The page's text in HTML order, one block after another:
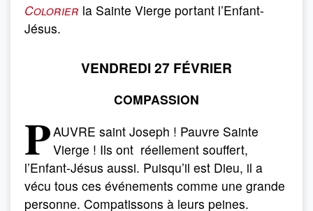
Colorier la Sainte Vierge portant l’Enfant-
Jésus.
VENDREDI 27 FÉVRIER
COMPASSION
PAUVRE saint Joseph ! Pauvre Sainte
Vierge ! Ils ont réellement souffert,
l’Enfant-Jésus aussi. Puisqu’il est Dieu, il a
vécu tous ces événements comme une grande
personne. Compatissons à leurs peines.